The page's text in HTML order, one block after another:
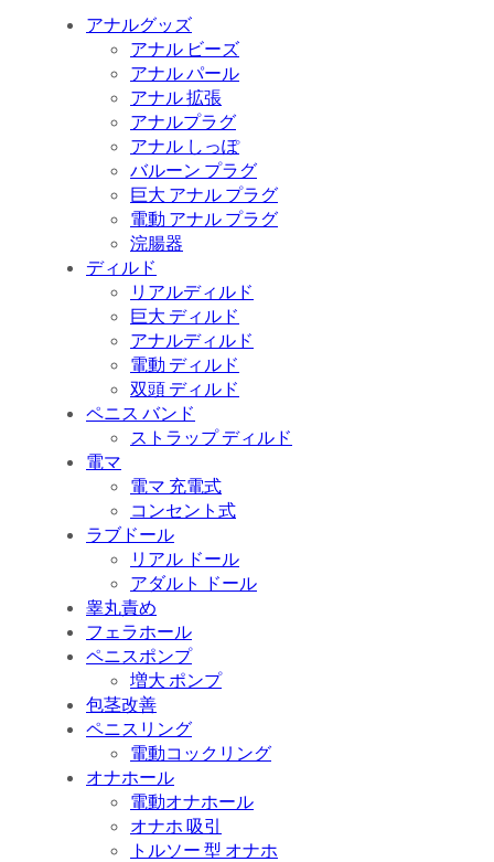
アナルグッズ
アナル ビーズ
アナル パール
アナル 拡張
アナルプラグ
アナル しっぽ
バルーン プラグ
巨大 アナル プラグ
電動 アナル プラグ
浣腸器
ディルド
リアルディルド
巨大 ディルド
アナルディルド
電動 ディルド
双頭 ディルド
ペニス バンド
ストラップ ディルド
電マ
電マ 充電式
コンセント式
ラブドール
リアル ドール
アダルト ドール
睾丸責め
フェラホール
ペニスポンプ
増大 ポンプ
包茎改善
ペニスリング
電動コックリング
オナホール
電動オナホール
オナホ 吸引
トルソー 型 オナホ